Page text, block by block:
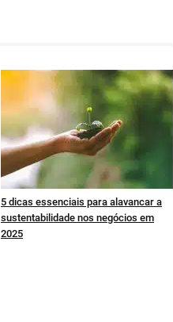
5 dicas essenciais para alavancar a
sustentabilidade nos negócios em
2025